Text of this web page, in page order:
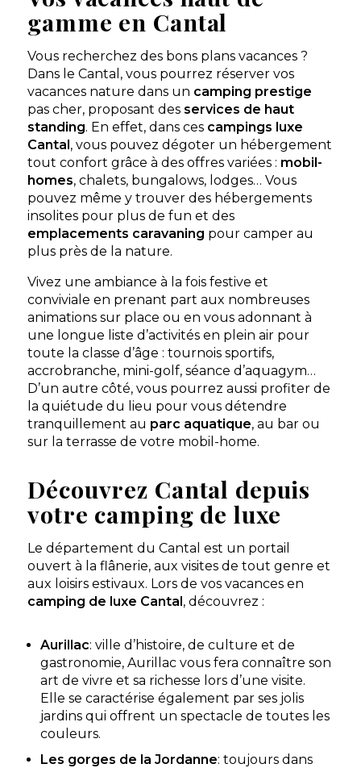
gamme en Cantal
Vous recherchez des bons plans vacances ?
Dans le Cantal, vous pourrez réserver vos
vacances nature dans un camping prestige
pas cher, proposant des services de haut
standing. En effet, dans ces campings luxe
Cantal, vous pouvez dégoter un hébergement
tout confort grâce à des offres variées : mobil-
homes, chalets, bungalows, lodges… Vous
pouvez même y trouver des hébergements
insolites pour plus de fun et des
emplacements caravaning pour camper au
plus près de la nature.
Vivez une ambiance à la fois festive et
conviviale en prenant part aux nombreuses
animations sur place ou en vous adonnant à
une longue liste d’activités en plein air pour
toute la classe d’âge : tournois sportifs,
accrobranche, mini-golf, séance d’aquagym…
D’un autre côté, vous pourrez aussi profiter de
la quiétude du lieu pour vous détendre
tranquillement au parc aquatique, au bar ou
sur la terrasse de votre mobil-home.
Découvrez Cantal depuis
votre camping de luxe
Le département du Cantal est un portail
ouvert à la flânerie, aux visites de tout genre et
aux loisirs estivaux. Lors de vos vacances en
camping de luxe Cantal, découvrez :
Aurillac: ville d’histoire, de culture et de
gastronomie, Aurillac vous fera connaître son
art de vivre et sa richesse lors d’une visite.
Elle se caractérise également par ses jolis
jardins qui offrent un spectacle de toutes les
couleurs.
Les gorges de la Jordanne: toujours dans